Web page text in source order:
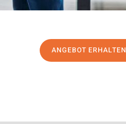
ANGEBOT ERHALTEN